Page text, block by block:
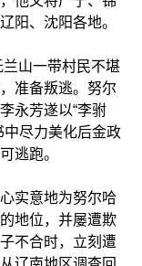
阳、沈阳各地。
山一带村民不堪
准备叛逃。努尔
永芳遂以“李驸
中尽力美化后金政
逃跑。
实意地为努尔哈
地位，并屡遭欺
不合时，立刻遭